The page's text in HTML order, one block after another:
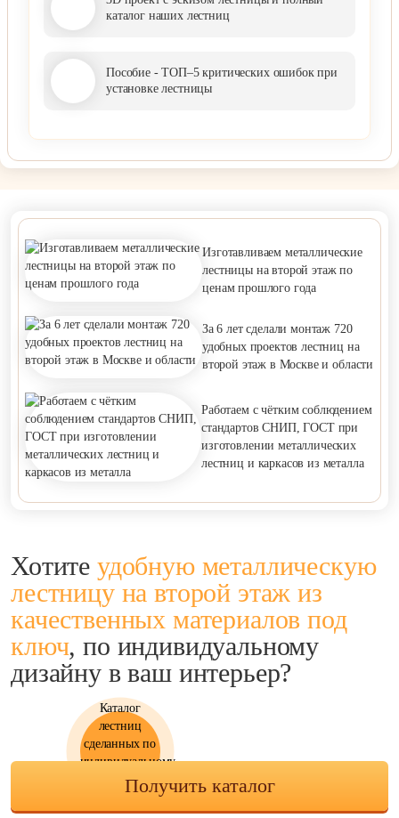
каталог наших лестниц
Пособие - ТОП–5 критических ошибок при
установке лестницы
Изготавливаем металлические
лестницы на второй этаж по
ценам прошлого года
За 6 лет сделали монтаж 720
удобных проектов лестниц на
второй этаж в Москве и области
Работаем с чётким соблюдением
стандартов СНИП, ГОСТ при
изготовлении металлических
лестниц и каркасов из металла
Хотите удобную металлическую
лестницу на второй этаж из
качественных материалов под
ключ, по индивидуальному
дизайну в ваш интерьер?
Каталог
лестниц
сделанных по
индивидуальному
заказу!Получить каталог